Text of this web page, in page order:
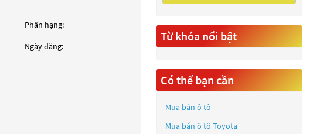
Phân hạng:
Ngày đăng:
Từ khóa nổi bật
Có thể bạn cần
Mua bán ô tô
Mua bán ô tô Toyota